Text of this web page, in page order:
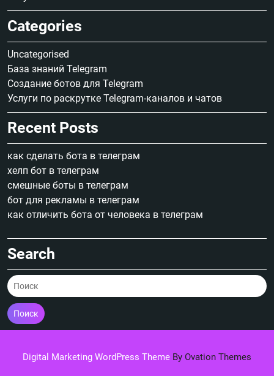
Categories
Uncategorised
База знаний Telegram
Создание ботов для Telegram
Услуги по раскрутке Telegram-каналов и чатов
Recent Posts
как сделать бота в телеграм
хелп бот в телеграм
смешные боты в телеграм
бот для рекламы в телеграм
как отличить бота от человека в телеграм
Search
Поиск
Digital Marketing WordPress Theme By Ovation Themes